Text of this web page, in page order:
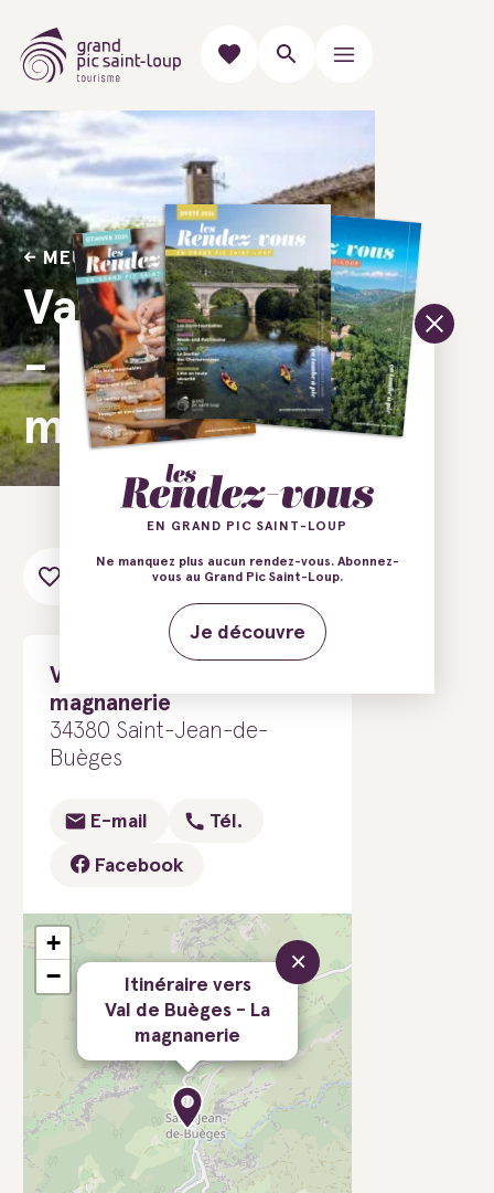
MEUBLÉS & GÎTES
Val de Buèges
- La
magnanerie
Ajouter au carnet de voyage
Val de Buèges - La
magnanerie
34380 Saint-Jean-de-
Buèges
E-mail Tél.
Facebook
Itinéraire vers
Val de Buèges - La
magnanerie
×
+
−
EN GRAND PIC SAINT-LOUP
Ne manquez plus aucun rendez-vous. Abonnez-
vous au Grand Pic Saint-Loup.
Je découvre